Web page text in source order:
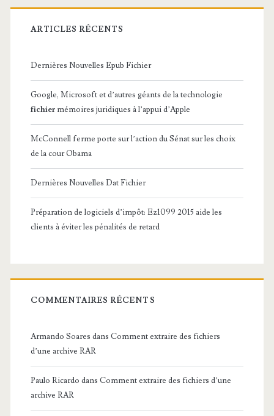
ARTICLES RÉCENTS
Dernières Nouvelles Epub Fichier
Google, Microsoft et d’autres géants de la technologie
fichier mémoires juridiques à l’appui d’Apple
McConnell ferme porte sur l’action du Sénat sur les choix
de la cour Obama
Dernières Nouvelles Dat Fichier
Préparation de logiciels d’impôt: Ez1099 2015 aide les
clients à éviter les pénalités de retard
COMMENTAIRES RÉCENTS
Armando Soares dans Comment extraire des fichiers
d’une archive RAR
Paulo Ricardo dans Comment extraire des fichiers d’une
archive RAR